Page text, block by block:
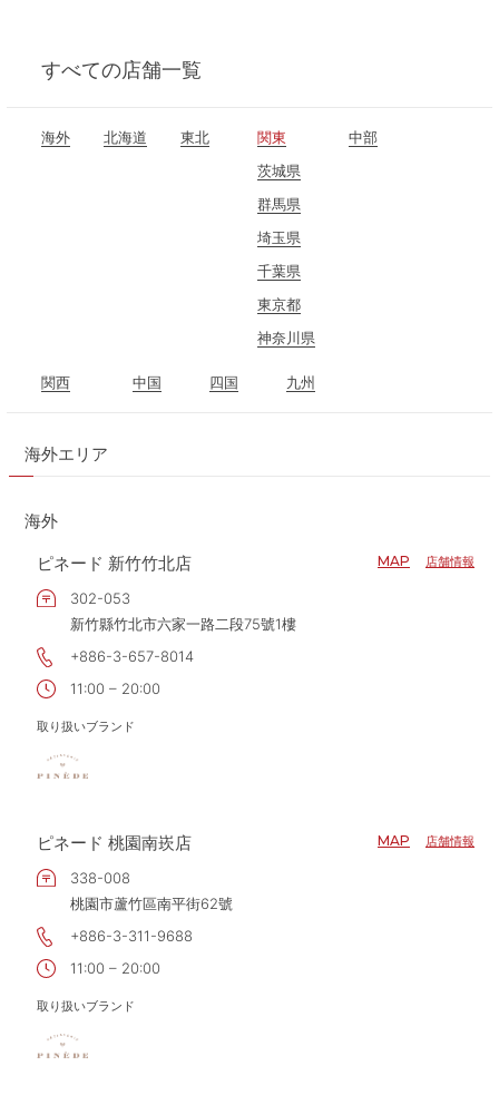
すべての店舗一覧
海外エリア
海外
ピネード 新竹竹北店
MAP 店舗情報
302-053
新竹縣竹北市六家一路二段75號1樓
+886-3-657-8014
11:00 – 20:00
取り扱いブランド
ピネード 桃園南崁店 MAP 店舗情報
338-008
桃園市蘆竹區南平街62號
+886-3-311-9688
11:00 – 20:00
取り扱いブランド
海外 北海道
東北
関東
茨城県
群馬県
埼玉県
千葉県
東京都
神奈川県
中部
関西
滋賀県
大阪府
中国
四国
九州